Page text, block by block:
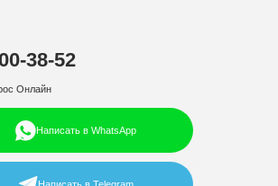
38-52
Онлайн
Написать в WhatsApp
Написать в Telegram